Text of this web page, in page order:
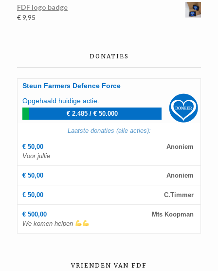
FDF logo badge
€9,95
DONATIES
Steun Farmers Defence Force
Opgehaald huidige actie:
€ 2.485/ € 50.000
Laatste donaties (alle acties):
Anoniem
€ 50,00
Voor jullie
Anoniem
€ 50,00
C.Timmer
€ 50,00
Mts Koopman
€ 500,00
We komen helpen
VRIENDEN VAN FDF